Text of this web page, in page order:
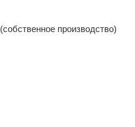
(собственное производство)